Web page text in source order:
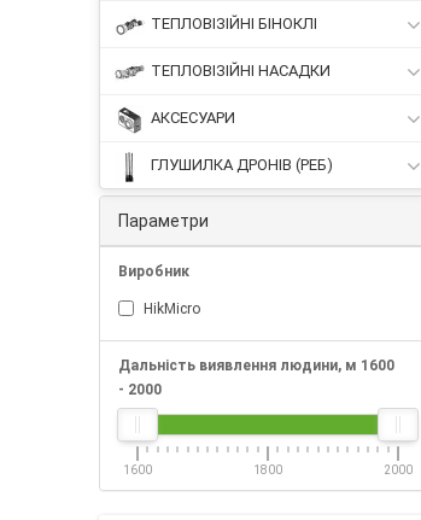
ТЕПЛОВІЗІЙНІ БІНОКЛІ
ТЕПЛОВІЗІЙНІ НАСАДКИ
АКСЕСУАРИ
ГЛУШИЛКА ДРОНІВ (РЕБ)
Параметри
Виробник
HikMicro
Дальність виявлення людини, м 1600
- 2000
1600 1800 2000